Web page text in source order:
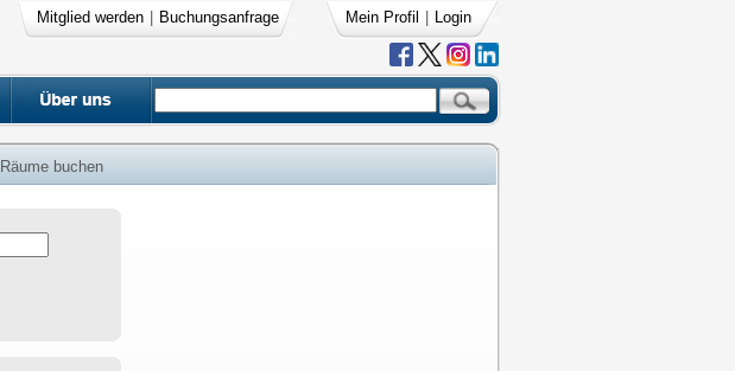
Mitglied werden Buchungsanfrage Mein Profil Login
Räume buchen